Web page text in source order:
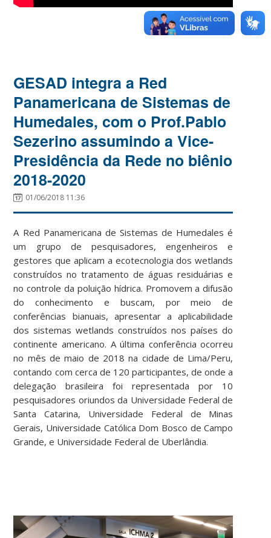
GESAD integra a Red
Panamericana de Sistemas de
Humedales, com o Prof.Pablo
Sezerino assumindo a Vice-
Presidência da Rede no biênio
2018-2020
01/06/2018 11:36
A Red Panamericana de Sistemas de Humedales é
um grupo de pesquisadores, engenheiros e
gestores que aplicam a ecotecnologia dos wetlands
construídos no tratamento de águas residuárias e
no controle da poluição hídrica. Promovem a difusão
do conhecimento e buscam, por meio de
conferências bianuais, apresentar a aplicabilidade
dos sistemas wetlands construídos nos países do
continente americano. A última conferência ocorreu
no mês de maio de 2018 na cidade de Lima/Peru,
contando com cerca de 120 participantes, de onde a
delegação brasileira foi representada por 10
pesquisadores oriundos da Universidade Federal de
Santa Catarina, Universidade Federal de Minas
Gerais, Universidade Católica Dom Bosco de Campo
Grande, e Universidade Federal de Uberlândia.